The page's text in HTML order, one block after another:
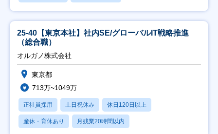
25-40【東京本社】社内SE/グローバルIT戦略推進
（総合職）
オルガノ株式会社
東京都
713万~1049万
正社員採用 土日祝休み 休日120日以上
産休・育休あり 月残業20時間以内